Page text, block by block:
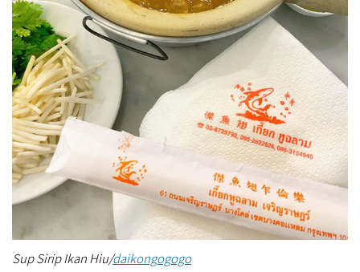
Sup Sirip Ikan Hiu/daikongogogo